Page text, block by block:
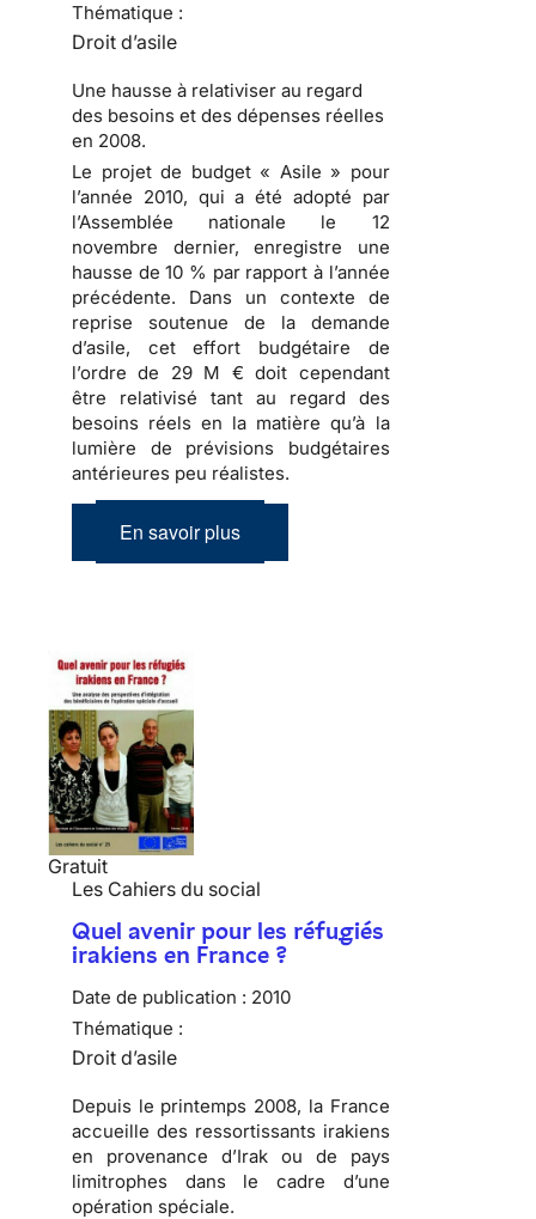
Thématique :
Droit d’asile
Une hausse à relativiser au regard
des besoins et des dépenses réelles
en 2008.
Le projet de budget « Asile » pour
l’année 2010, qui a été adopté par
l’Assemblée nationale le 12
novembre dernier, enregistre une
hausse de 10 % par rapport à l’année
précédente. Dans un contexte de
reprise soutenue de la demande
d’asile, cet effort budgétaire de
l’ordre de 29 M € doit cependant
être relativisé tant au regard des
besoins réels en la matière qu’à la
lumière de prévisions budgétaires
antérieures peu réalistes.
En savoir plus
Gratuit
Les Cahiers du social
Quel avenir pour les réfugiés
irakiens en France ?
Date de publication : 2010
Thématique :
Droit d’asile
Depuis le printemps 2008, la France
accueille des ressortissants irakiens
en provenance d’Irak ou de pays
limitrophes dans le cadre d’une
opération spéciale.